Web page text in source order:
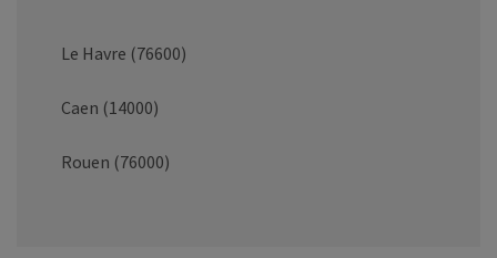
Le Havre (76600)
Caen (14000)
Rouen (76000)